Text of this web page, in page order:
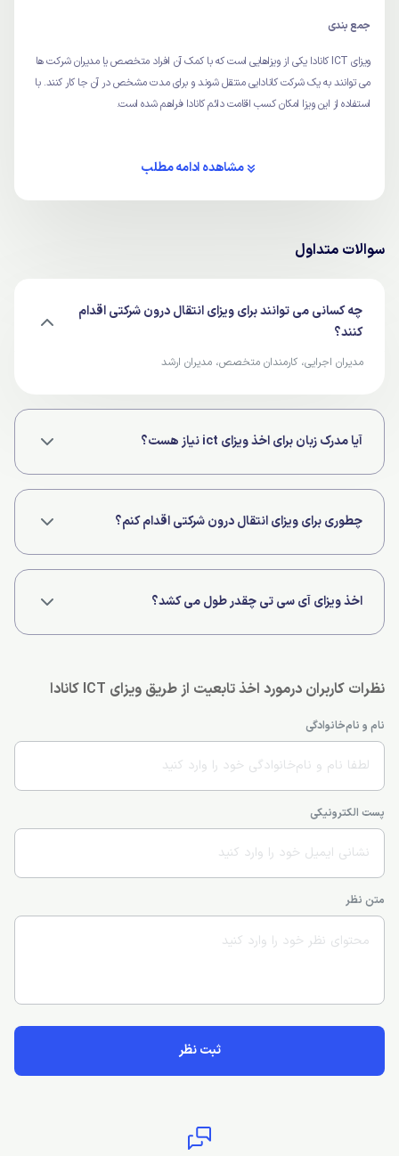
جمع بندی
ویزای ICT کانادا یکی از ویزاهایی است که با کمک آن افراد متخصص یا مدیران شرکت ها
می توانند به یک شرکت کانادایی منتقل شوند و برای مدت مشخص در آن جا کار کنند. با
استفاده از این ویزا امکان کسب اقامت دائم کانادا فراهم شده است.
مشاهده ادامه مطلب
سوالات متداول
چه کسانی می توانند برای ویزای انتقال درون شرکتی اقدام
کنند؟
مدیران اجرایی، کارمندان متخصص، مدیران ارشد
آیا مدرک زبان برای اخذ ویزای ict نیاز هست؟
خیر،نیازی به مدرک زبان نیست و فقط داشتن دانش زبان کفایت می کند.
چطوری برای ویزای انتقال درون شرکتی اقدام کنم؟
مرحله اول تعیین صلاحیت است. برای درخواست این ویزا، کارفرمای شما باید
دارند. علاوه بر این، نقش شما در سازمان باید الزامات انتقال درون شرکتی را که
اخذ ویزای آی سی تی چقدر طول می کشد؟
نظرات کاربران درمورد اخذ تابعیت از طریق ویزای ICT کانادا
نام و نام‌خانوادگی
پست الکترونیکی
متن نظر
ثبت نظر